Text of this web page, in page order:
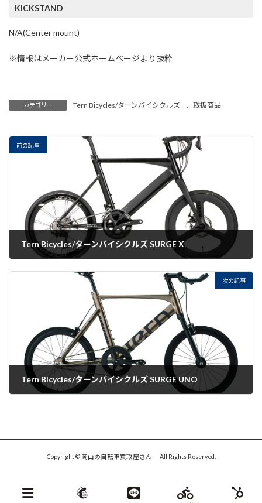
KICKSTAND
N/A(Center mount)
※情報はメーカー公式ホームページより抜粋
カテゴリー Tern Bicycles/ターンバイシクルズ 、 取扱商品
前の記事
Tern Bicycles/ターンバイシクルズ SURGE X
次の記事
Tern Bicycles/ターンバイシクルズ SURGE UNO
Copyright © 岡山の自転車買取屋さん All Rights Reserved.